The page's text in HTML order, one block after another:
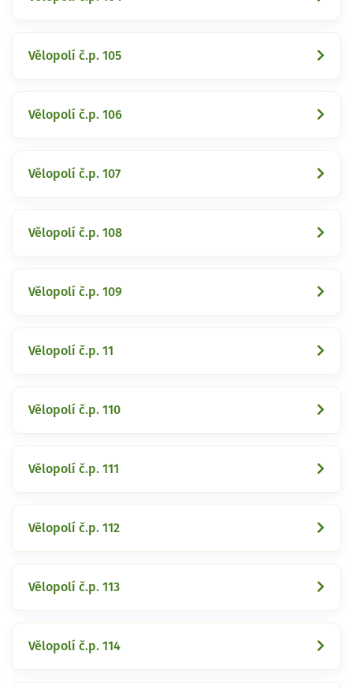
Vělopolí č.p. 105
Vělopolí č.p. 106
Vělopolí č.p. 107
Vělopolí č.p. 108
Vělopolí č.p. 109
Vělopolí č.p. 11
Vělopolí č.p. 110
Vělopolí č.p. 111
Vělopolí č.p. 112
Vělopolí č.p. 113
Vělopolí č.p. 114